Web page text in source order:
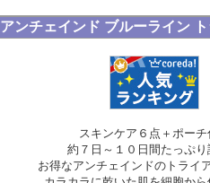
アンチェインド ブルーライン
スキンケア６点＋ポーチ
約７日～１０日間たっぷり
お得なアンチェインドのトライ